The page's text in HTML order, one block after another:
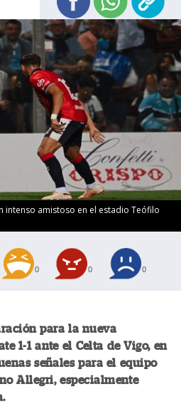
intenso amistoso en el estadio Teófilo
0 0 0
para la nueva
1-1 ante el Celta de Vigo, en
señales para el equipo
Allegri, especialmente